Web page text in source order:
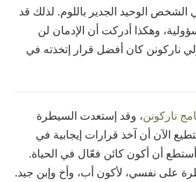
الوحيد الجدير باللوم. لذلك قد
وهكذا أدركت أن الإدمان لن
ناركونن كان أفضل قرار إتخذته في
ناركونن، وقد إستعدت السيطرة
الآن أن آخذ قرارات إيجابية في
أن أكون كائن فعّال في الحياة.
على نفسي، لأكون أب، وأخ وإبن جيد.